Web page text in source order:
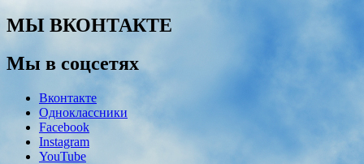
МЫ ВКОНТАКТЕ
Мы в соцсетях
Вконтакте
Одноклассники
Facebook
Instagram
YouTube